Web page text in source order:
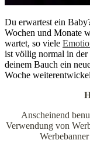
Du erwartest ein
Wochen und Monate
wartet, so viele
ist völlig normal in der
deinem Bauch ein
Woche
Anscheinend
Verwendung von